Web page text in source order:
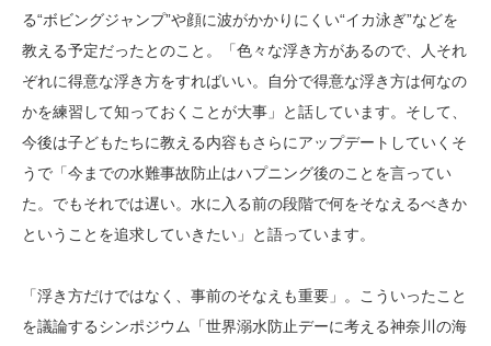
る“ボビングジャンプ”や顔に波がかかりにくい“イカ泳ぎ”などを
教える予定だったとのこと。「色々な浮き方があるので、人それ
ぞれに得意な浮き方をすればいい。自分で得意な浮き方は何なの
かを練習して知っておくことが大事」と話しています。そして、
今後は子どもたちに教える内容もさらにアップデートしていくそ
うで「今までの水難事故防止はハプニング後のことを言ってい
た。でもそれでは遅い。水に入る前の段階で何をそなえるべきか
ということを追求していきたい」と語っています。
「浮き方だけではなく、事前のそなえも重要」。こういったこと
を議論するシンポジウム「世界溺水防止デーに考える神奈川の海